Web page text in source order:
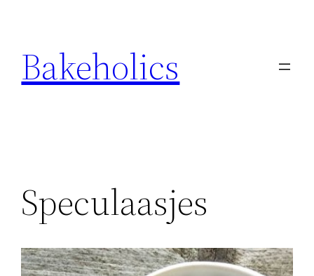
inhoud
Bakeholics
Speculaasjes